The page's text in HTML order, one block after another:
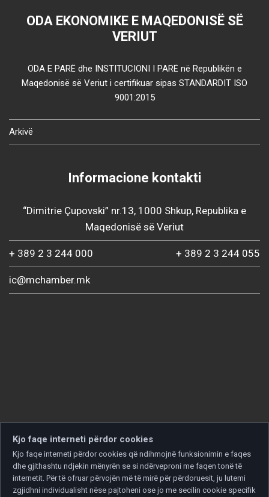
ODA EKONOMIKE E MAQEDONISË SË
VERIUT
ODA E PARË dhe INSTITUCIONI I PARË në Republikën e
Maqedonisë së Veriut i certifikuar sipas STANDARDIT ISO
9001:2015
Arkivë
Informacione kontakti
“Dimitrie Çupovski” nr.13, 1000 Shkup, Republika e
Maqedonisë së Veriut
+ 389 2 3 244 000 + 389 2 3 244 055
ic@mchamber.mk
Kjo faqe interneti përdor cookies
Kjo faqe interneti përdor cookies që ndihmojnë funksionimin e faqes
dhe gjithashtu ndjekin mënyrën se si ndërveproni me faqen tonë të
internetit. Për të ofruar përvojën më të mirë për përdoruesit, ju lutemi
zgjidhni individualisht nëse pajtoheni ose jo me secilin cookie specifik